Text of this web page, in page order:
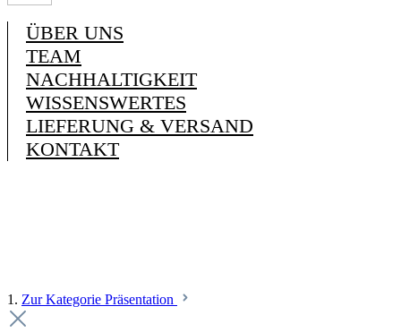
ÜBER UNS
TEAM
NACHHALTIGKEIT
WISSENSWERTES
LIEFERUNG & VERSAND
KONTAKT
1. Zur Kategorie Präsentation